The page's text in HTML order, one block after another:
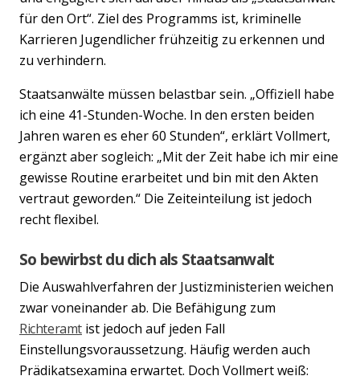
für den Ort“. Ziel des Programms ist, kriminelle
Karrieren Jugendlicher frühzeitig zu erkennen und
zu verhindern.
Staatsanwälte müssen belastbar sein. „Offiziell habe
ich eine 41-Stunden-Woche. In den ersten beiden
Jahren waren es eher 60 Stunden“, erklärt Vollmert,
ergänzt aber sogleich: „Mit der Zeit habe ich mir eine
gewisse Routine erarbeitet und bin mit den Akten
vertraut geworden.“ Die Zeiteinteilung ist jedoch
recht flexibel.
So bewirbst du dich als Staatsanwalt
Die Auswahlverfahren der Justizministerien weichen
zwar voneinander ab. Die Befähigung zum
Richteramt ist jedoch auf jeden Fall
Einstellungsvoraussetzung. Häufig werden auch
Prädikatsexamina erwartet. Doch Vollmert weiß: